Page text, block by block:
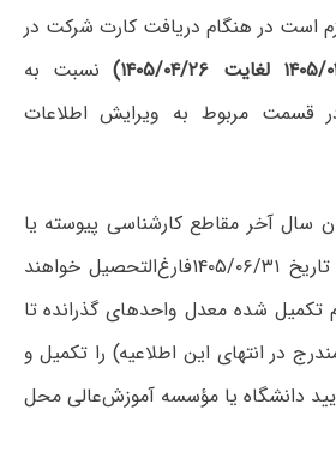
است در هنگام دریافت کارت شرکت در
نسبت به
قسمت مربوط به ویرایش اطلاعات
سال آخر مقاطع کارشناسی پیوسته یا
ناپیوسته که حداکثر تا تاریخ ۱۴۰۵/۰۶/۳۱فارغ‌التحصیل خواهند
شده معدل واحدهای گذرانده تا
۱۱/۳۰ (فرم مندرج در انتهای این اطلاعیه) را تکمیل و
دانشگاه یا مؤسسه آموزش‌عالی محل